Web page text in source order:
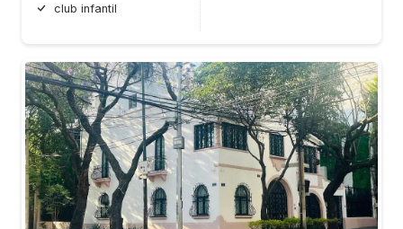
club infantil